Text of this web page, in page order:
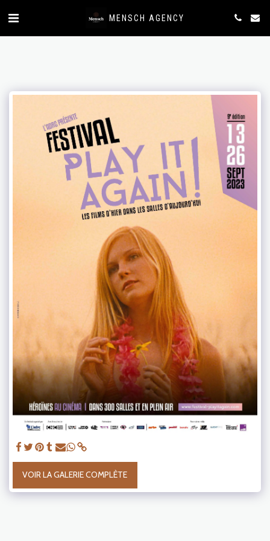
MENSCH AGENCY
VOIR LA GALERIE COMPLÈTE